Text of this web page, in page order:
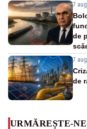
7
de
7
de
URMĂREȘTE-